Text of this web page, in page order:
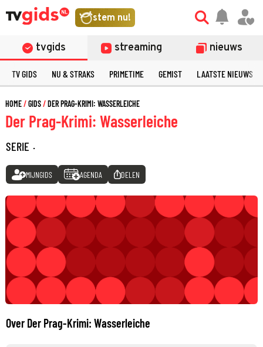
stem nu!
tvgids streaming nieuws
TV GIDS NU & STRAKS PRIMETIME GEMIST LAATSTE NIEUWS
HOME GIDS DER PRAG-KRIMI: WASSERLEICHE
Der Prag-Krimi: Wasserleiche
SERIE ·
MIJNGIDS AGENDA DELEN
Over Der Prag-Krimi: Wasserleiche